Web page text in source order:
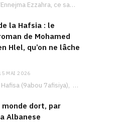
Le palais d’Ennejma Ezzahra, ce sanctuaire de la musique tunisienne et méditerranéenne construit par le…
la Hafsia : le
de Mohamed
Hlel, qu’on ne lâche
MAI 2026
Le cave de Hafisa (9abou 7afisiya), premier roman du journaliste tunisien Mohamed Amine Ben Hlel,…
monde dort, par
Albanese